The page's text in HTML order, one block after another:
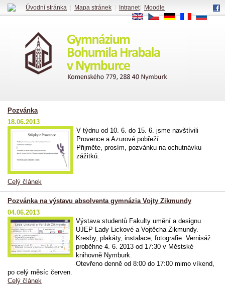
Pozvánka
18.06.2013
V týdnu od 10. 6. do 15. 6. jsme navštívili
Provence a Azurové pobřeží.
Přijměte, prosím, pozvánku na ochutnávku
zážitků.
Celý článek
Pozvánka na výstavu absolventa gymnázia Vojty Zikmundy
04.06.2013
Výstava studentů Fakulty umění a designu
UJEP Lady Lickové a Vojtěcha Zikmundy.
Kresby, plakáty, instalace, fotografie. Vernisáž
proběhne 4. 6. 2013 od 17:30 v Městské
knihovně Nymburk.
Otevřeno denně od 8:00 do 17:00 mimo víkend,
po celý měsíc červen.
Celý článek
Úvodní stránka Mapa stránek Intranet|
Moodle
EN
CS DE FR RU